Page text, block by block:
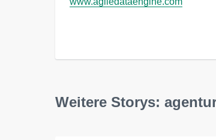
Weitere Storys: